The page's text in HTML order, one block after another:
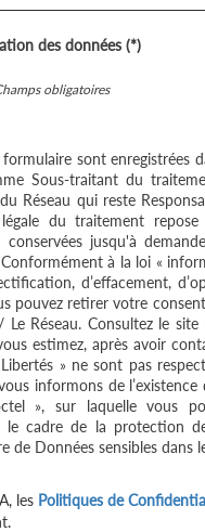
des données (*)
obligatoires
sont enregistrées
Sous-traitant du
Réseau qui reste
légale du traitement
jusqu'à
à la loi «
d’effacement,
pouvez retirer votre
Réseau. Consultez le site
estimez, après avoir
» ne sont pas
informons de
», sur laquelle vous
le cadre de la protection
de Données sensibles dans
les Politiques de